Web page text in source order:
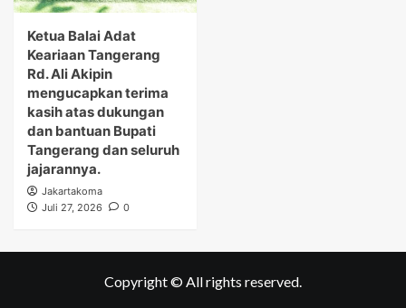
Ketua Balai Adat
Keariaan Tangerang
Rd. Ali Akipin
mengucapkan terima
kasih atas dukungan
dan bantuan Bupati
Tangerang dan seluruh
jajarannya.
Jakartakoma
Juli 27, 2026
0
Copyright © All rights reserved.